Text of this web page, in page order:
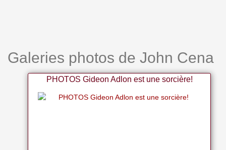
Galeries photos de John Cena
PHOTOS Gideon Adlon est une sorcière!